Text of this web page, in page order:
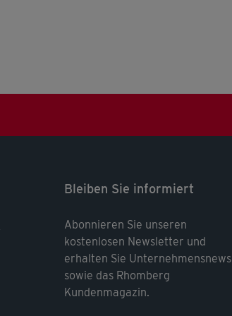
Bleiben Sie informiert
Abonnieren Sie unseren
kostenlosen Newsletter und
erhalten Sie Unternehmensnews
sowie das Rhomberg
Kundenmagazin.